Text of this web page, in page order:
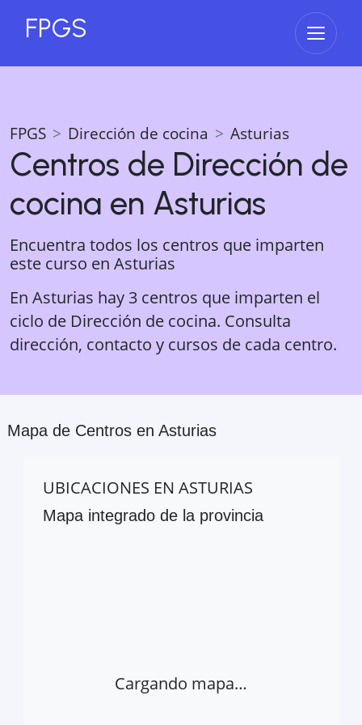
FPGS Abrir
FPGS Dirección de cocina Asturias
Centros de Dirección de
cocina en Asturias
Encuentra todos los centros que imparten
este curso en Asturias
En Asturias hay 3 centros que imparten el
ciclo de Dirección de cocina. Consulta
dirección, contacto y cursos de cada centro.
Mapa de Centros en Asturias
UBICACIONES EN ASTURIAS
Mapa integrado de la provincia
Cargando mapa…